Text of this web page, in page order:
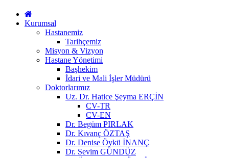
Kurumsal
Hastanemiz
Tarihçemiz
Misyon & Vizyon
Hastane Yönetimi
Başhekim
İdari ve Mali İşler Müdürü
Doktorlarımız
Uz. Dr. Hatice Şeyma ERÇİN
CV-TR
CV-EN
Dr. Begüm PIRLAK
Dr. Kıvanç ÖZTAŞ
Dr. Denise Öykü İNANÇ
Dr. Sevim GÜNDÜZ